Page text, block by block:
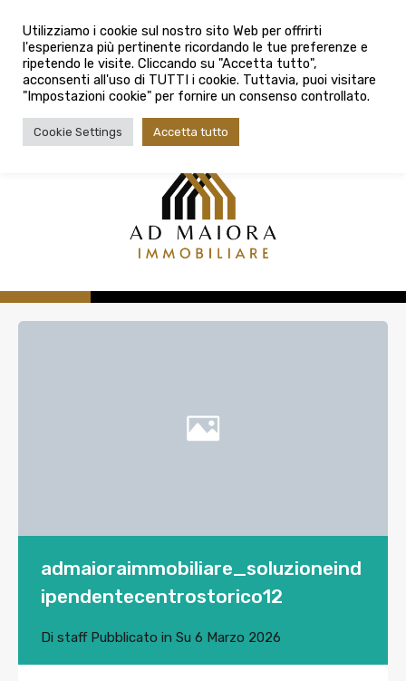
080 3759025
Città
Tipologia contratto
Tipologia contratto
admaioraimmobiliare_soluzioneind
ipendentecentrostorico12
Di staffPubblicato in Su 6 Marzo 2026
Utilizziamo i cookie sul nostro sito Web per offrirti
l'esperienza più pertinente ricordando le tue preferenze e
ripetendo le visite. Cliccando su "Accetta tutto",
acconsenti all'uso di TUTTI i cookie. Tuttavia, puoi visitare
"Impostazioni cookie" per fornire un consenso controllato.
Cookie Settings Accetta tutto